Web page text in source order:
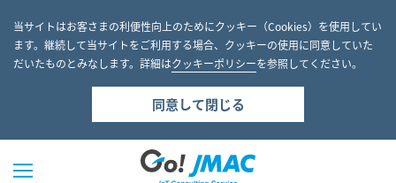
当サイトはお客さまの利便性向上のためにクッキー（Cookies）を使用してい
ます。継続して当サイトをご利用する場合、クッキーの使用に同意していた
だいたものとみなします。詳細はクッキーポリシーを参照してください。
同意して閉じる